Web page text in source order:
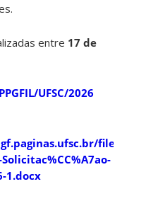
entre 17 de
UFSC/2026
files/2010/
1.docx